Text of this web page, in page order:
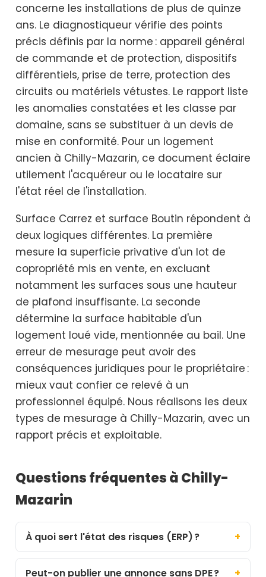
concerne les installations de plus de quinze
ans. Le diagnostiqueur vérifie des points
précis définis par la norme : appareil général
de commande et de protection, dispositifs
différentiels, prise de terre, protection des
circuits ou matériels vétustes. Le rapport liste
les anomalies constatées et les classe par
domaine, sans se substituer à un devis de
mise en conformité. Pour un logement
ancien à Chilly-Mazarin, ce document éclaire
utilement l'acquéreur ou le locataire sur
l'état réel de l'installation.
Surface Carrez et surface Boutin répondent à
deux logiques différentes. La première
mesure la superficie privative d'un lot de
copropriété mis en vente, en excluant
notamment les surfaces sous une hauteur
de plafond insuffisante. La seconde
détermine la surface habitable d'un
logement loué vide, mentionnée au bail. Une
erreur de mesurage peut avoir des
conséquences juridiques pour le propriétaire :
mieux vaut confier ce relevé à un
professionnel équipé. Nous réalisons les deux
types de mesurage à Chilly-Mazarin, avec un
rapport précis et exploitable.
Questions fréquentes à Chilly-
Mazarin
À quoi sert l'état des risques (ERP) ?
Peut-on publier une annonce sans DPE ?